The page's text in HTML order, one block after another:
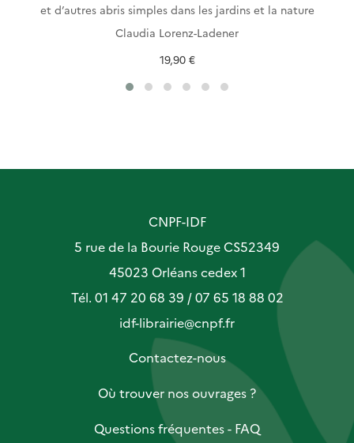
et d’autres abris simples dans les jardins et la nature
Claudia Lorenz-Ladener
19,90 €
CNPF-IDF
5 rue de la Bourie Rouge CS52349
45023 Orléans cedex 1
Tél. 01 47 20 68 39 / 07 65 18 88 02
idf-librairie@cnpf.fr
Contactez-nous
Où trouver nos ouvrages ?
Questions fréquentes - FAQ